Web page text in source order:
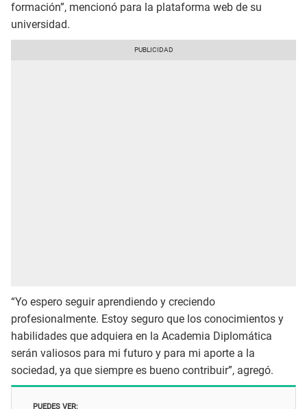
formación”, mencionó para la plataforma web de su
universidad.
“Yo espero seguir aprendiendo y creciendo
profesionalmente. Estoy seguro que los conocimientos y
habilidades que adquiera en la Academia Diplomática
serán valiosos para mi futuro y para mi aporte a la
sociedad, ya que siempre es bueno contribuir”, agregó.
PUEDES VER: